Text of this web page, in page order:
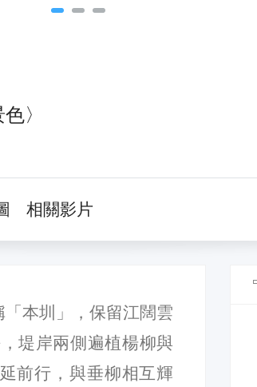
〉
相關影片
本圳」，保留江闊雲
堤岸兩側遍植楊柳與
前行，與垂柳相互輝